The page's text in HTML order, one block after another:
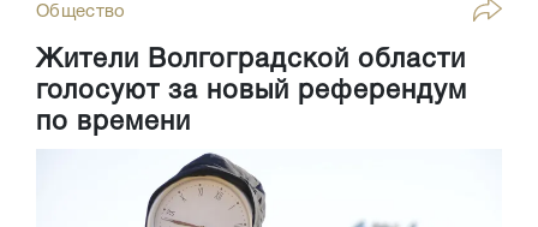
Общество
Жители Волгоградской области
голосуют за новый референдум
по времени